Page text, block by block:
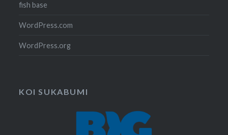
fish base
WordPress.com
WordPress.org
KOI SUKABUMI